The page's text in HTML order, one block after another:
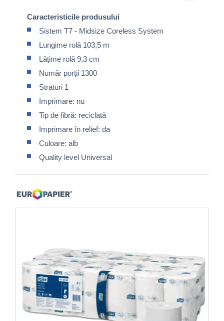
Caracteristicile produsului
Sistem T7 - Midsize Coreless System
Lungime rolă 103,5 m
Lățime rolă 9,3 cm
Număr porții 1300
Straturi 1
Imprimare: nu
Tip de fibră: reciclată
Imprimare în relief: da
Culoare: alb
Quality level Universal